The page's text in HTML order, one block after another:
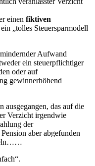
einen fiktiven
„tolles Steuersparmodell
Aufwand
ein steuerpflichtiger
oder auf
gewinnerhöhend
ausgegangen, das auf die
Verzicht irgendwie
der
aber abgefunden